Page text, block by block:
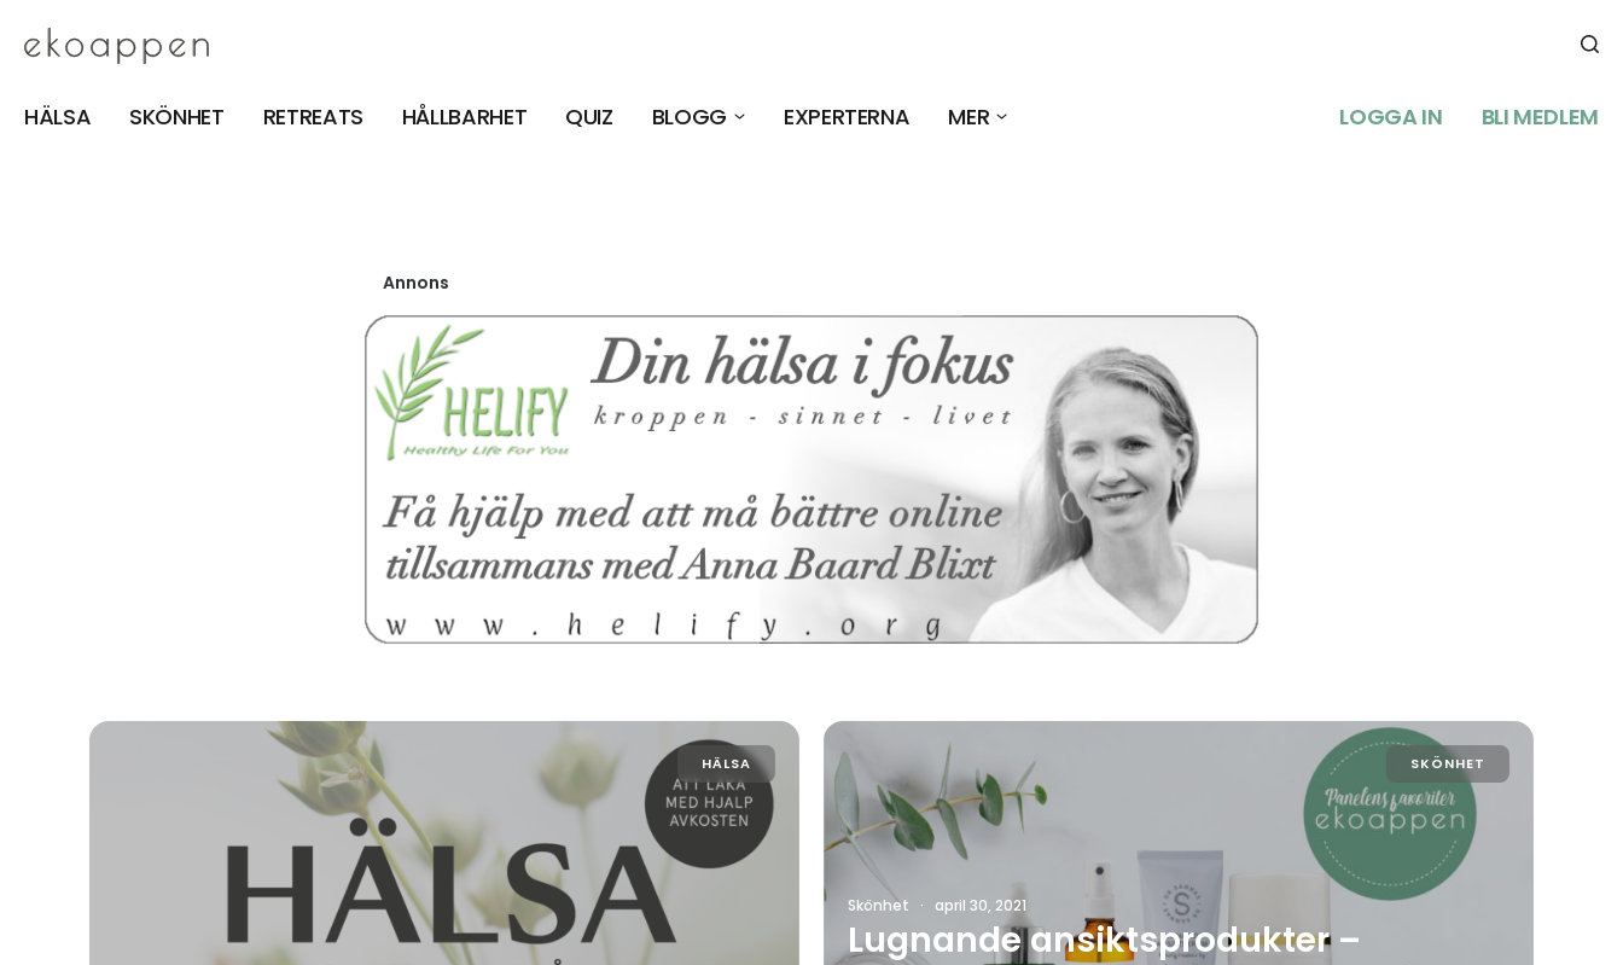
HÄLSA SKÖNHET RETREATS HÅLLBARHET QUIZ BLOGG EXPERTERNA MER LOGGA IN BLI MEDLEM
Annons
HÄLSA SKÖNHET
Skönhet · april 30, 2021
Lugnande ansiktsprodukter –